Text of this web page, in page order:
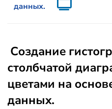
данных.
Создание
столбчатой
цветами на
данных.